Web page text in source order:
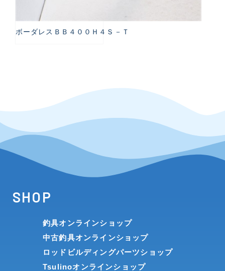
ボーダレスＢＢ４００Ｈ４Ｓ－Ｔ
SHOP
釣具オンラインショップ
中古釣具オンラインショップ
ロッドビルディングパーツショップ
Tsulinoオンラインショップ